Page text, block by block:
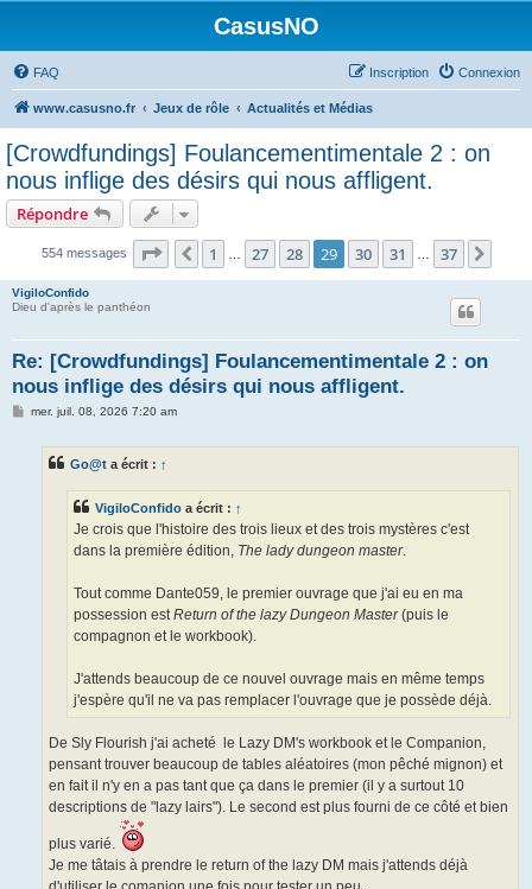
CasusNO
FAQ Connexion
Inscription
www.casusno.fr Jeux de rôle Actualités et Médias
[Crowdfundings] Foulancementimentale 2 : on
nous inflige des désirs qui nous affligent.
Répondre
554 messages Page 29 sur 37
Précédent
1 27 28 29 30 31 37
VigiloConfido
Dieu d'après le panthéon
Re: [Crowdfundings] Foulancementimentale 2 : on
nous inflige des désirs qui nous affligent.
Mmer. juil. 08, 2026 7:20 am
Go@t a écrit : ↑
VigiloConfido a écrit : ↑
Je crois que l'histoire des trois lieux et des trois mystères c'est
dans la première édition, The lady dungeon master.
Tout comme Dante059, le premier ouvrage que j'ai eu en ma
possession est Return of the lazy Dungeon Master(puis le
compagnon et le workbook).
J'attends beaucoup de ce nouvel ouvrage mais en même temps
j'espère qu'il ne va pas remplacer l'ouvrage que je possède déjà.
De Sly Flourish j'ai acheté le Lazy DM's workbook et le Companion,
pensant trouver beaucoup de tables aléatoires (mon pêché mignon) et
en fait il n'y en a pas tant que ça dans le premier (il y a surtout 10
descriptions de "lazy lairs"). Le second est plus fourni de ce côté et bien
plus varié.
Je me tâtais à prendre le return of the lazy DM mais j'attends déjà